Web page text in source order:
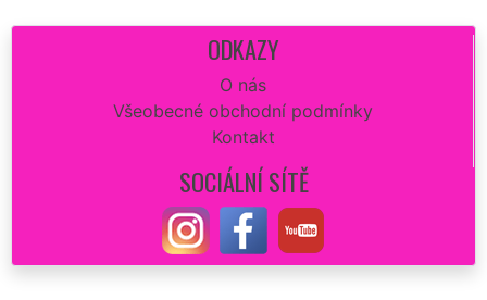
ODKAZY
O nás
Všeobecné obchodní podmínky
Kontakt
SOCIÁLNÍ SÍTĚ